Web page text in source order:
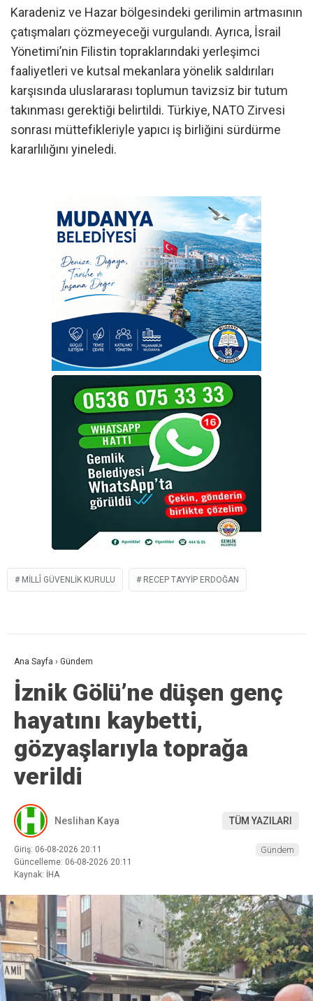
Karadeniz ve Hazar bölgesindeki gerilimin artmasının
çatışmaları çözmeyeceği vurgulandı. Ayrıca, İsrail
Yönetimi’nin Filistin topraklarındaki yerleşimci
faaliyetleri ve kutsal mekanlara yönelik saldırıları
karşısında uluslararası toplumun tavizsiz bir tutum
takınması gerektiği belirtildi. Türkiye, NATO Zirvesi
sonrası müttefikleriyle yapıcı iş birliğini sürdürme
kararlılığını yineledi.
MILLÎ GÜVENLIK KURULU RECEP TAYYIP ERDOĞAN
Ana Sayfa › Gündem
İznik Gölü’ne düşen genç
hayatını kaybetti,
gözyaşlarıyla toprağa
verildi
Neslihan Kaya TÜM YAZILARI
Giriş: 06-08-2026 20:11
Güncelleme: 06-08-2026 20:11
Kaynak: İHA
Gündem